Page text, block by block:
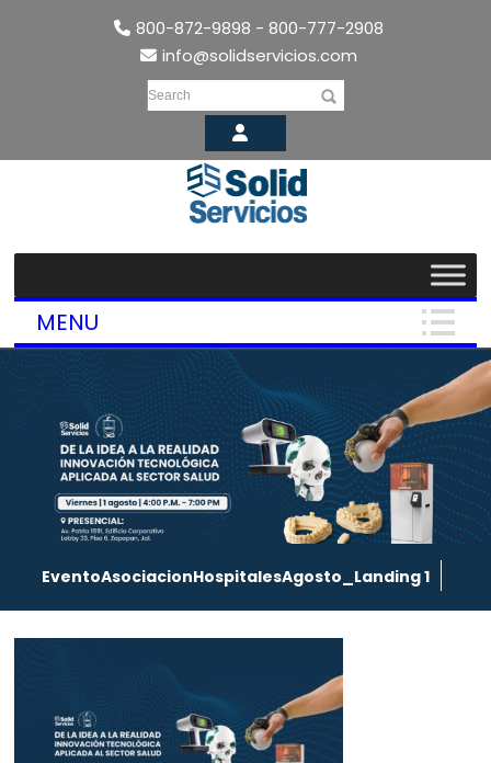
800-872-9898 - 800-777-2908
info@solidservicios.com
Search
MENU
EventoAsociacionHospitalesAgosto_Landing 1